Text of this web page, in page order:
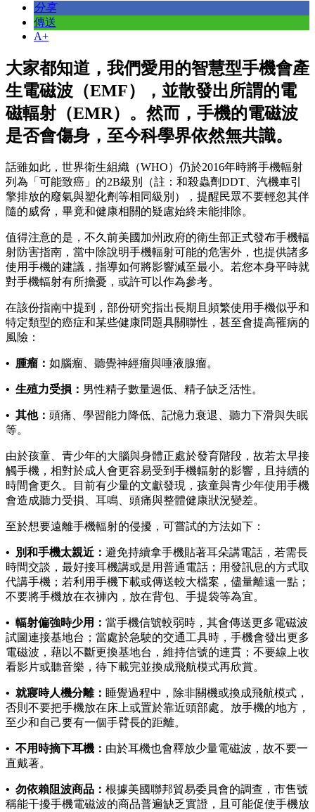
分享
傳送
A+
大家都知道，我們愛用的智慧型手機會產
生電磁波（EMF），並散發出所謂的電
磁輻射（EMR）。然而，手機的電磁波
是否會傷身，至今科學界依然無共識。
話雖如此，世界衛生組織（WHO）仍於2016年時將手機輻射
列為「可能致癌」的2B級別（註：和殺蟲劑DDT、汽機車引
擎排放的廢氣與塑化劑等相同級別），提醒民眾不要輕忽其伴
隨的威脅，畢竟和健康相關的疑慮始終未能排除。
值得注意的是，不久前美國加州政府的衛生部正式發布手機輻
射防害指南，當中除說明手機輻射可能的危害外，也提供諸多
使用手機的建議，指導如何將影響減至最小。若您本身平時就
對手機輻射有所擔憂，或許可以作為參考。
在該份指南中提到，部份研究指出長期且頻繁使用手機似乎和
特定類型的癌症和某些健康問題具關聯性，甚至會提高罹病的
風險：
• 腫瘤： 如腦瘤、聽覺神經瘤與唾液腺瘤。
• 生殖力受損： 男性精子數量過低、精子缺乏活性。
• 其他： 頭痛、學習能力降低、記憶力衰退、聽力下滑與失眠
等。
由於孩童、青少年的大腦與身體正處於發育階段，故若太早接
觸手機，相對於成人會更容易受到手機輻射的影響，且持續的
時間會更久。目前有少量的文獻發現，孩童與青少年使用手機
會造成聽力受損、耳鳴、頭痛與整體健康狀況變差。
至於想要遠離手機輻射的侵擾，可嘗試的方法如下：
• 別和手機太親近： 避免持續拿手機貼著耳朵講電話，若需長
時間交談，最好接耳機講或是用普通電話；用發訊息的方式取
代講手機；若利用手機下載或傳送較大檔案，儘量離遠一點；
不要將手機放在衣褲內，放在背包、手提袋等為宜。
• 輻射偏強時少用： 當手機信號較弱時，其會傳送更多電磁波
試圖連接基地台；當處於急駛的交通工具時，手機會發出更多
電磁波，藉以不斷更換基地台，維持信號的連貫；不要線上收
看影片或聽音樂，待下載完並換成飛航模式再欣賞。
• 就寢時人機分離： 睡覺過程中，除非關機或換成飛航模式，
否則不要把手機放在床上或置於靠近頭部處。放手機的地方，
至少和自己要有一個手臂長的距離。
• 不用時摘下耳機： 由於耳機也會釋放少量電磁波，故不要一
直戴著。
• 勿依賴阻波商品： 根據美國聯邦貿易委員會的調查，市售號
稱能干擾手機電磁波的商品普遍缺乏實證，且可能促使手機放